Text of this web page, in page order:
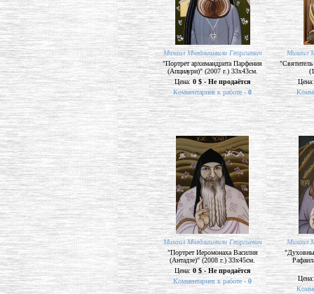
Михаил Мчедлишвили Георгиевич
"Портрет архимандрита Парфения
(Апциаури)" (2007 г.) 33х43см.
Цена:0 $ - Не продаётся
Комментариев к работе -0
Михаил
Михаил Мчедлишвили Георгиевич
"Портрет Иеромонаха Василия
(Антадзе)" (2008 г.) 33х45см.
Цена:0 $ - Не продаётся
Комментариев к работе -0
Михаил